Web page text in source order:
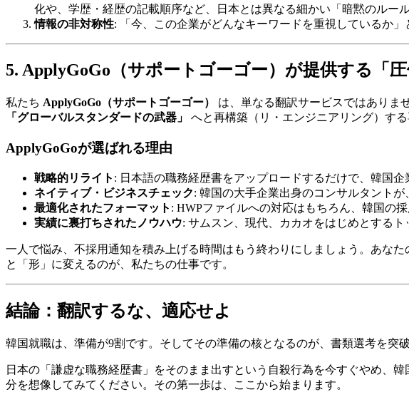
化や、学歴・経歴の記載順序など、日本とは異なる細かい「暗黙のルー
情報の非対称性: 「今、この企業がどんなキーワードを重視しているか
5. ApplyGoGo（サポートゴーゴー）が提供する「圧
私たち ​ ApplyGoGo（サポートゴーゴー）
は、単なる翻訳サービスではありま
「グローバルスタンダードの武器」
へと再構築（リ・エンジニアリング）する
ApplyGoGoが選ばれる理由
戦略的リライト : 日本語の職務経歴書をアップロードするだけで、韓国
ネイティブ・ビジネスチェック: 韓国の大手企業出身のコンサルタント
最適化されたフォーマット : HWPファイルへの対応はもちろん、韓国の
実績に裏打ちされたノウハウ: サムスン、現代、カカオをはじめとする
一人で悩み、不採用通知を積み上げる時間はもう終わりにしましょう。あな
と「形」に変えるのが、私たちの仕事です。
結論：翻訳するな、適応せよ
韓国就職は、準備が9割です。そしてその準備の核となるのが、書類選考を突
日本の「謙虚な職務経歴書」をそのまま出すという自殺行為を今すぐやめ、
分を想像してみてください。その第一歩は、ここから始まります。